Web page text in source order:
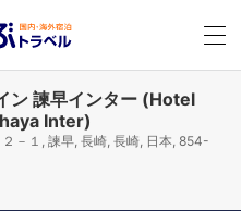
ン 諫早インター (Hotel
Inter)
－１, 諫早, 長崎, 長崎, 日本, 854-